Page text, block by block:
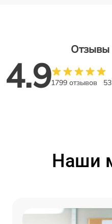
Отзывы
4.91799 отзывов
Наши